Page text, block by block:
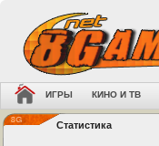
ИГРЫ КИНО И ТВ
Статистика